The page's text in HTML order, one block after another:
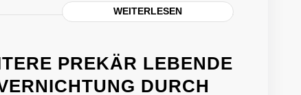
WEITERLESEN
PREKÄR LEBENDE
DURCH